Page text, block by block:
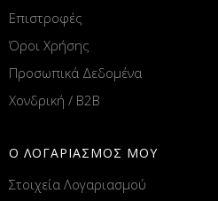
Επιστροφές
Όροι Χρήσης
Προσωπικά Δεδομένα
Χονδρική / B2B
Ο ΛΟΓΑΡΙΑΣΜΟΣ ΜΟΥ
Στοιχεία Λογαριασμού